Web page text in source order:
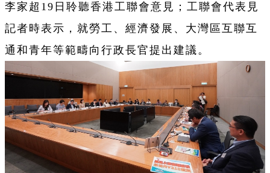
李家超19日聆聽香港工聯會意見；工聯會代表見
記者時表示，就勞工、經濟發展、大灣區互聯互
通和青年等範疇向行政長官提出建議。